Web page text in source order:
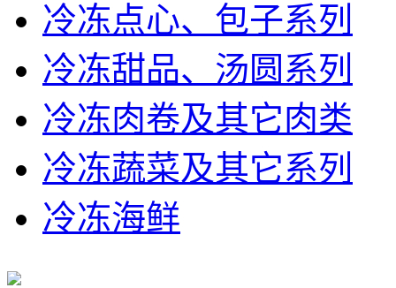
冷冻点心、包子系列
冷冻甜品、汤圆系列
冷冻肉卷及其它肉类
冷冻蔬菜及其它系列
冷冻海鲜